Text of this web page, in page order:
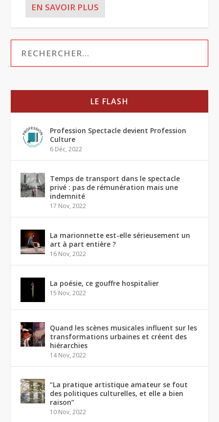
EN SAVOIR PLUS
LE FLASH
Profession Spectacle devient Profession
Culture
6 Déc, 2022
Temps de transport dans le spectacle
privé : pas de rémunération mais une
indemnité
17 Nov, 2022
La marionnette est-elle sérieusement un
art à part entière ?
16 Nov, 2022
La poésie, ce gouffre hospitalier
15 Nov, 2022
Quand les scènes musicales influent sur les
transformations urbaines et créent des
hiérarchies
14 Nov, 2022
“La pratique artistique amateur se fout
des politiques culturelles, et elle a bien
raison”
10 Nov, 2022